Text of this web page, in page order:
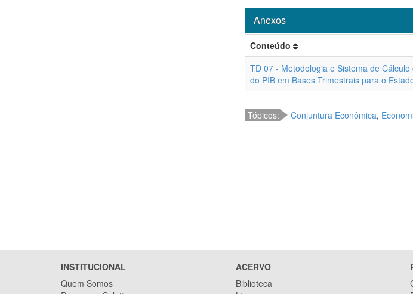
Anexos
Conteúdo
TD 07 - Metodologia e Sistema de
do PIB em Bases Trimestrais para o
Tópicos: Conjuntura Econômica,
INSTITUCIONAL
Quem Somos
ACERVO
Biblioteca